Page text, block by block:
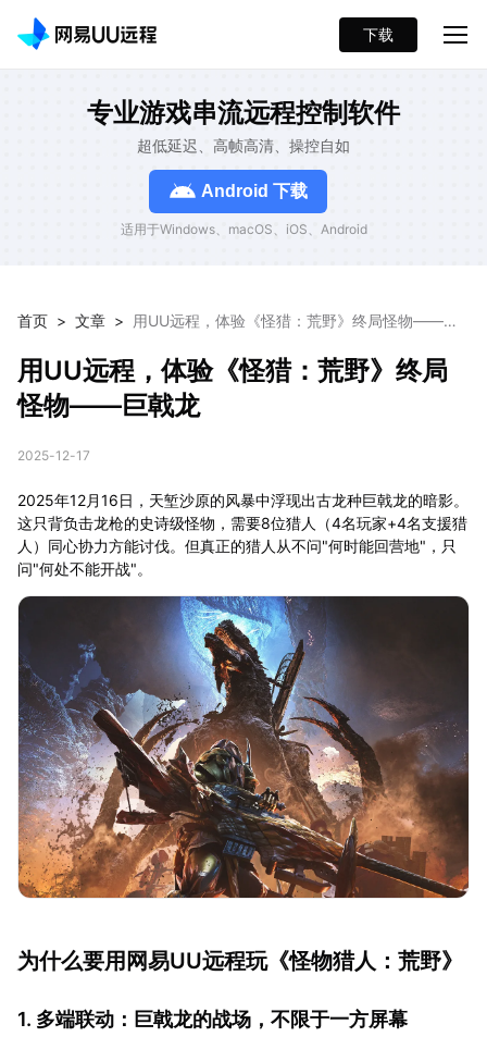
下载
专业游戏串流远程控制软件
超低延迟、高帧高清、操控自如
Android 下载
适用于Windows、macOS、iOS、Android
首页 > 文章 >
用UU远程，体验《怪猎：荒野》终局怪物——巨
用UU远程，体验《怪猎：荒野》终局
怪物——巨戟龙
2025-12-17
2025年12月16日，天堑沙原的风暴中浮现出古龙种巨戟龙的暗影。
这只背负击龙枪的史诗级怪物，需要8位猎人（4名玩家+4名支援猎
人）同心协力方能讨伐。但真正的猎人从不问"何时能回营地"，只
问"何处不能开战"。
为什么要用网易UU远程玩《怪物猎人：荒野》
1. 多端联动：巨戟龙的战场，不限于一方屏幕